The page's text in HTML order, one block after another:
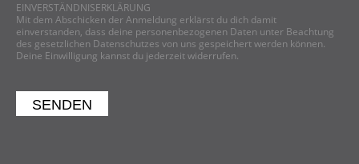
EINVERSTÄNDNISERKLÄRUNG
Mit dem Abschicken der Anmeldung erklärst du dich damit
einverstanden, dass deine personenbezogenen Daten unter Beachtung
des gesetzlichen Datenschutzes von uns gespeichert werden können.
Deine Einwilligung kannst du jederzeit widerrufen.
SENDEN